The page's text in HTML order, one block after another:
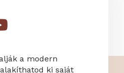
a modern
ki saját